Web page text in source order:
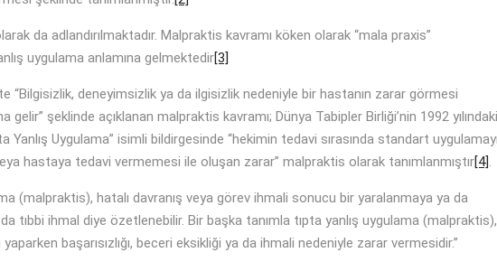
da adlandırılmaktadır. Malpraktis kavramı köken olarak “mala praxis”
uygulama anlamına gelmektedir[3]
“Bilgisizlik, deneyimsizlik ya da ilgisizlik nedeniyle bir hastanın zarar görmesi
gelir” şeklinde açıklanan malpraktis kavramı; Dünya Tabipler Birliği’nin 1992 yılındaki
Yanlış Uygulama” isimli bildirgesinde “hekimin tedavi sırasında standart
hastaya tedavi vermemesi ile oluşan zarar” malpraktis olarak tanımlanmıştır[4].
(malpraktis), hatalı davranış veya görev ihmali sonucu bir yaralanmaya ya da
tıbbi ihmal diye özetlenebilir. Bir başka tanımla tıpta yanlış uygulama (malpraktis),
başarısızlığı, beceri eksikliği ya da ihmali nedeniyle zarar vermesidir.”